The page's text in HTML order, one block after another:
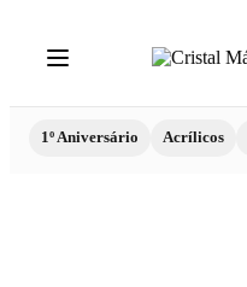
1º Aniversário Acrílicos